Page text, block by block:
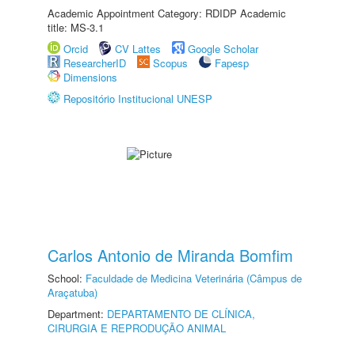
Academic Appointment Category: RDIDP Academic
title: MS-3.1
Orcid
CV Lattes
Google Scholar
ResearcherID
Scopus
Fapesp
Dimensions
Repositório Institucional UNESP
Carlos Antonio de Miranda Bomfim
School: Faculdade de Medicina Veterinária (Câmpus de
Araçatuba)
Department: DEPARTAMENTO DE CLÍNICA,
CIRURGIA E REPRODUÇÃO ANIMAL